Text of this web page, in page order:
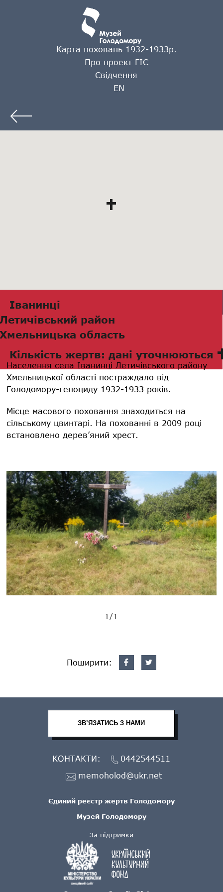
Карта поховань 1932-1933р.
Про проект ГІС
Свідчення
EN
Іванинці
Летичівський район
Хмельницька область
Кількість жертв: дані уточнюються
Населення села Іванинці Летичівського району
Хмельницької області постраждало від
Голодомору-геноциду 1932-1933 років.
Місце масового поховання знаходиться на
сільському цвинтарі. На похованні в 2009 році
встановлено дерев’яний хрест.
1/1
Поширити:
За підтримки
Єдиний реєстр жертв Голодомору
Музей Голодомору
ЗВ’ЯЗАТИСЬ З НАМИ
КОНТАКТИ:
0442544511
memoholod@ukr.net